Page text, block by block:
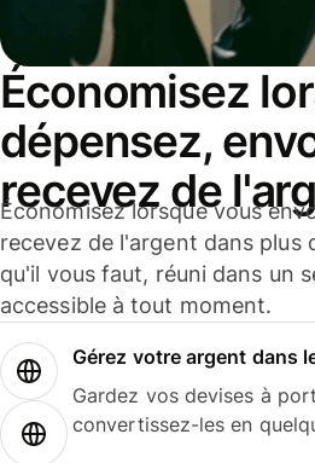
Économisez
dépensez,
recevez de
Économisez lorsque vous
recevez de l'argent dans plus
qu'il vous faut, réuni dans un
accessible à tout moment.
Gérez votre argent dans
Gardez vos devises à
convertissez-les en